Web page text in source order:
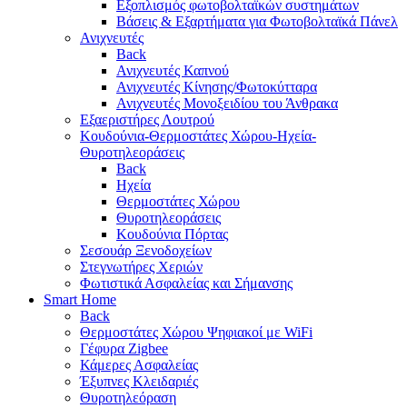
Εξοπλισμός φωτοβολταϊκών συστημάτων
Βάσεις & Εξαρτήματα για Φωτοβολταϊκά Πάνελ
Ανιχνευτές
Back
Ανιχνευτές Καπνού
Ανιχνευτές Κίνησης/Φωτοκύτταρα
Ανιχνευτές Μονοξειδίου του Άνθρακα
Εξαεριστήρες Λουτρού
Κουδούνια-Θερμοστάτες Χώρου-Ηχεία-
Θυροτηλεοράσεις
Back
Ηχεία
Θερμοστάτες Χώρου
Θυροτηλεοράσεις
Κουδούνια Πόρτας
Σεσουάρ Ξενοδοχείων
Στεγνωτήρες Χεριών
Φωτιστικά Ασφαλείας και Σήμανσης
Smart Home
Back
Θερμοστάτες Χώρου Ψηφιακοί με WiFi
Γέφυρα Zigbee
Κάμερες Ασφαλείας
Έξυπνες Κλειδαριές
Θυροτηλεόραση